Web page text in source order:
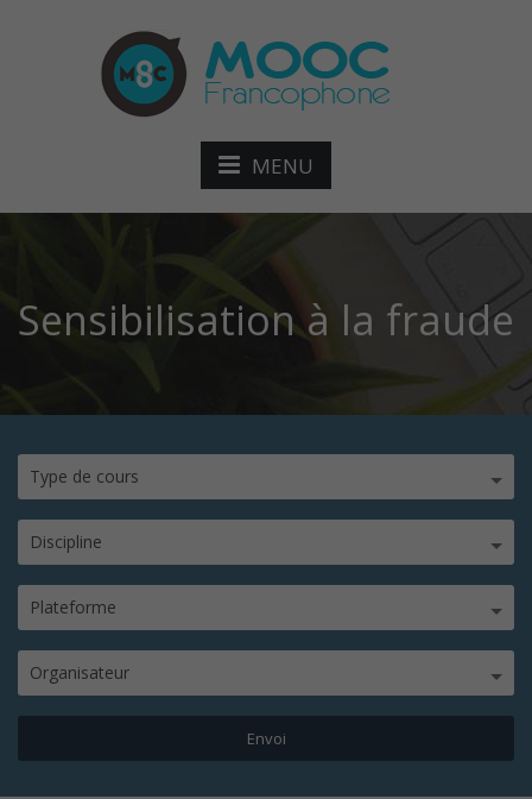
MENU
Sensibilisation à la fraude
Type de cours
Discipline
Plateforme
Organisateur